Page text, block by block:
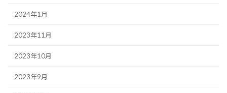
2024年1月
2023年11月
2023年10月
2023年9月